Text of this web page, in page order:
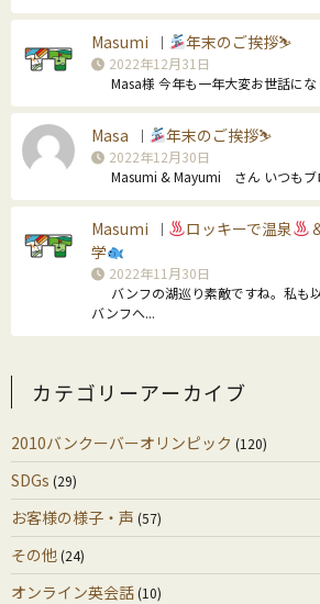
Masumi ｜ 年末のご挨拶⛷
2022年12月31日
Masa様 今年も一年大変お世話に
Masa ｜ 年末のご挨拶⛷
2022年12月30日
Masumi & Mayumi さん いつもブ
Masumi ｜ ロッキーで温泉
学
2022年11月30日
バンフの湖巡り素敵ですね。私も
バンフへ...
カテゴリーアーカイブ
2010バンクーバーオリンピック (120)
SDGs (29)
お客様の様子・声 (57)
その他(24)
オンライン英会話(10)